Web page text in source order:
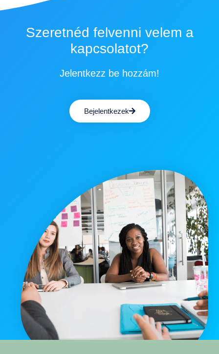
Szeretnéd felvenni velem a
kapcsolatot?
Jelentkezz be hozzám!
Bejelentkezek